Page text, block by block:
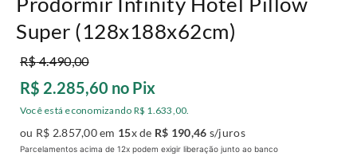
Super (128x188x62cm)
R$4.490,00
R$ 2.285,60 no Pix
Você está economizando R$ 1.633,00.
ou R$ 2.857,00em 15x de R$ 190,46 s/juros
Parcelamentos acima de 12x podem exigir liberação junto ao banco